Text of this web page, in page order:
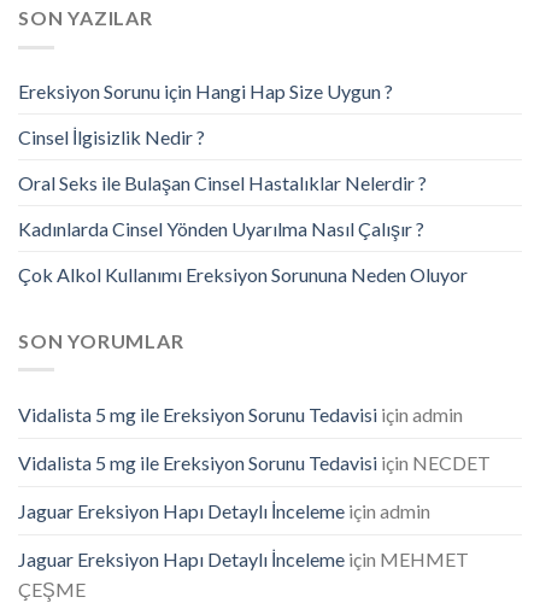
SON YAZILAR
Ereksiyon Sorunu için Hangi Hap Size Uygun ?
Cinsel İlgisizlik Nedir ?
Oral Seks ile Bulaşan Cinsel Hastalıklar Nelerdir ?
Kadınlarda Cinsel Yönden Uyarılma Nasıl Çalışır ?
Çok Alkol Kullanımı Ereksiyon Sorununa Neden Oluyor
SON YORUMLAR
Vidalista 5 mg ile Ereksiyon Sorunu Tedavisi için admin
Vidalista 5 mg ile Ereksiyon Sorunu Tedavisi için NECDET
Jaguar Ereksiyon Hapı Detaylı İnceleme için admin
Jaguar Ereksiyon Hapı Detaylı İnceleme için MEHMET
ÇEŞME